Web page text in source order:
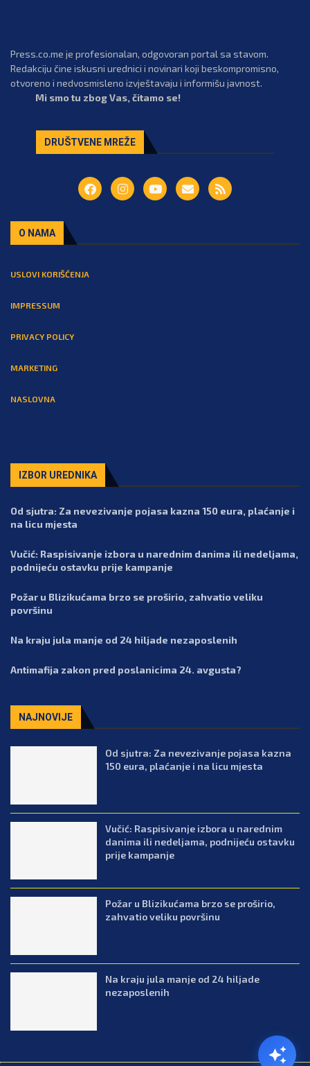
Press.co.me je profesionalan, odgovoran portal sa stavom.
Redakciju čine iskusni urednici i novinari koji beskompromisno,
otvoreno i nedvosmisleno izvještavaju i informišu javnost.
Mi smo tu zbog Vas, čitamo se!
DRUŠTVENE MREŽE
O NAMA
USLOVI KORIŠĆENJA
IMPRESSUM
PRIVACY POLICY
MARKETING
NASLOVNA
IZBOR UREDNIKA
Od sjutra: Za nevezivanje pojasa kazna 150 eura, plaćanje i
na licu mjesta
Vučić: Raspisivanje izbora u narednim danima ili nedeljama,
podnijeću ostavku prije kampanje
Požar u Blizikućama brzo se proširio, zahvatio veliku
površinu
Na kraju jula manje od 24 hiljade nezaposlenih
Antimafija zakon pred poslanicima 24. avgusta?
NAJNOVIJE
Od sjutra: Za nevezivanje pojasa kazna
150 eura, plaćanje i na licu mjesta
Vučić: Raspisivanje izbora u narednim
danima ili nedeljama, podnijeću ostavku
prije kampanje
Požar u Blizikućama brzo se proširio,
zahvatio veliku površinu
Na kraju jula manje od 24 hiljade
nezaposlenih